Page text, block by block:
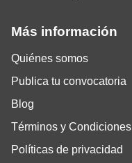
Más información
Quiénes somos
Publica tu convocatoria
Blog
Términos y Condiciones
Políticas de privacidad